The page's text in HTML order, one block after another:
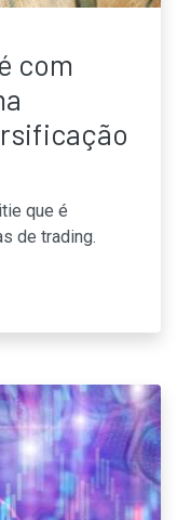
com
que é
de trading.